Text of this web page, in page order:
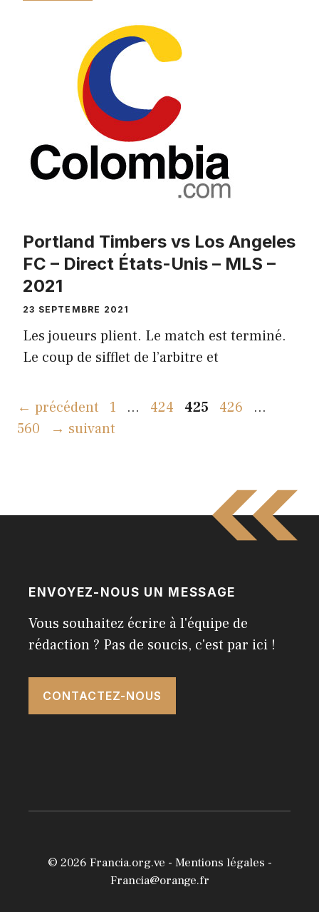
Portland Timbers vs Los Angeles
FC – Direct États-Unis – MLS –
2021
23 SEPTEMBRE 2021
Les joueurs plient. Le match est terminé.
Le coup de sifflet de l’arbitre et
← précédent Page
1 … Page
424 Page
425 Page
426 …
560
→ suivant
ENVOYEZ-NOUS UN MESSAGE
Vous souhaitez écrire à l'équipe de
rédaction ? Pas de soucis, c'est par ici !
CONTACTEZ-NOUS
© 2026 Francia.org.ve - Mentions légales -
Francia@orange.fr